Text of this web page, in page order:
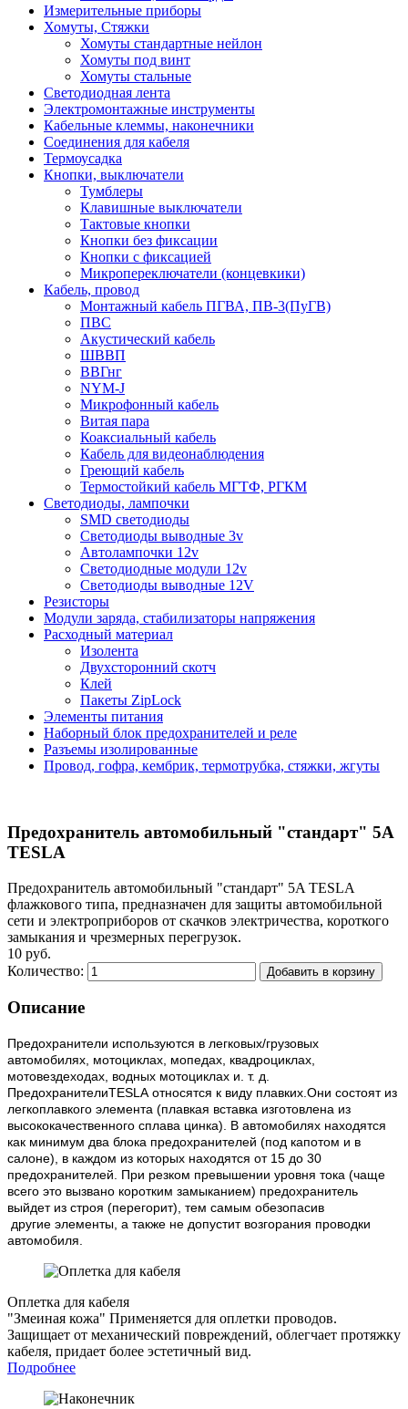
Измерительные приборы
Хомуты, Стяжки
Хомуты стандартные нейлон
Хомуты под винт
Хомуты стальные
Светодиодная лента
Электромонтажные инструменты
Кабельные клеммы, наконечники
Соединения для кабеля
Термоусадка
Кнопки, выключатели
Тумблеры
Клавишные выключатели
Тактовые кнопки
Кнопки без фиксации
Кнопки с фиксацией
Микропереключатели (концевкики)
Кабель, провод
Монтажный кабель ПГВА, ПВ-3(ПуГВ)
ПВС
Акустический кабель
ШВВП
ВВГнг
NYM-J
Микрофонный кабель
Витая пара
Коаксиальный кабель
Кабель для видеонаблюдения
Греющий кабель
Термостойкий кабель МГТФ, РГКМ
Светодиоды, лампочки
SMD светодиоды
Светодиоды выводные 3v
Автолампочки 12v
Светодиодные модули 12v
Светодиоды выводные 12V
Резисторы
Модули заряда, стабилизаторы напряжения
Расходный материал
Изолента
Двухсторонний скотч
Клей
Пакеты ZipLock
Элементы питания
Наборный блок предохранителей и реле
Разъемы изолированные
Провод, гофра, кембрик, термотрубка, стяжки, жгуты
Предохранитель автомобильный "стандарт" 5А
TESLA
Предохранитель автомобильный "стандарт" 5A TESLA
флажкового типа, предназначен для защиты автомобильной
сети и электроприборов от скачков электричества, короткого
замыкания и чрезмерных перегрузок.
10 руб.
Количество:
Добавить в корзину
Описание
Предохранители используются в легковых/грузовых
автомобилях, мотоциклах, мопедах, квадроциклах,
мотовездеходах, водных мотоциклах и. т. д.
ПредохранителиTESLA относятся к виду плавких.Они состоят из
легкоплавкого элемента (плавкая вставка изготовлена из
высококачественного сплава цинка). В автомобилях находятся
как минимум два блока предохранителей (под капотом и в
салоне), в каждом из которых находятся от 15 до 30
предохранителей. При резком превышении уровня тока (чаще
всего это вызвано коротким замыканием) предохранитель
выйдет из строя (перегорит), тем самым обезопасив
другие элементы, а также не допустит возгорания проводки
автомобиля.
Оплетка для кабеля
"Змеиная кожа" Применяется для оплетки проводов.
Защищает от механический повреждений, облегчает протяжку
кабеля, придает более эстетичный вид.
Подробнее